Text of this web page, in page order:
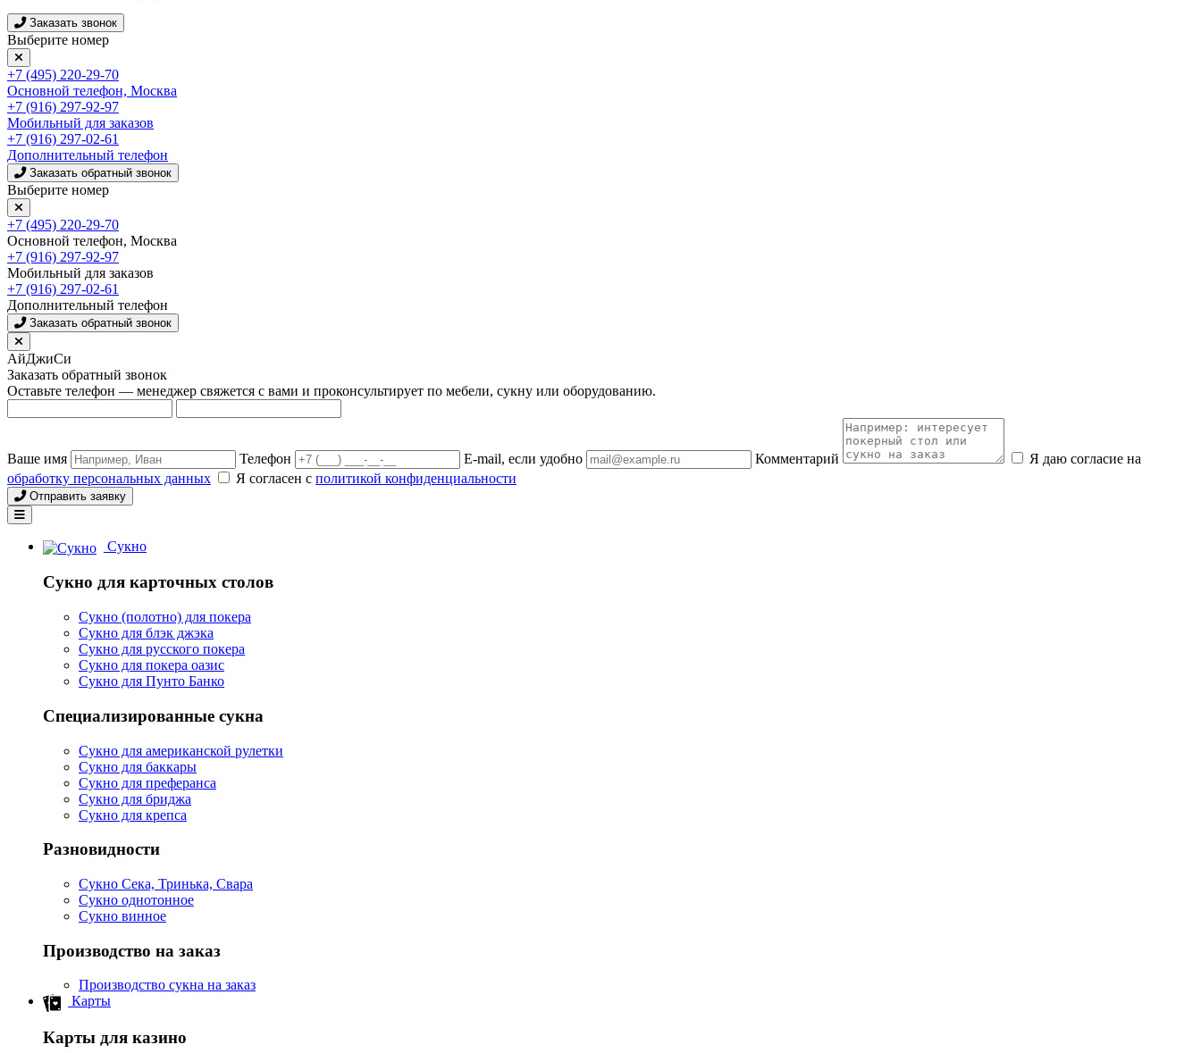
Заказать звонок
Выберите номер
+7 (495) 220-29-70
Основной телефон, Москва
+7 (916) 297-92-97
Мобильный для заказов
+7 (916) 297-02-61
Дополнительный телефон
Заказать обратный звонок
Выберите номер
+7 (495) 220-29-70
Основной телефон, Москва
+7 (916) 297-92-97
Мобильный для заказов
+7 (916) 297-02-61
Дополнительный телефон
Заказать обратный звонок
АйДжиСи
Заказать обратный звонок
Оставьте телефон — менеджер свяжется с вами и проконсультирует по мебели, сукну или оборудованию.
Ваше имя Телефон E-mail, если удобно Комментарий
Я даю согласие на
обработку персональных данных
Я согласен с политикой конфиденциальности
Отправить заявку
Сукно
Сукно для карточных столов
Сукно (полотно) для покера
Сукно для блэк джэка
Сукно для русского покера
Сукно для покера оазис
Сукно для Пунто Банко
Специализированные сукна
Сукно для американской рулетки
Сукно для баккары
Сукно для преферанса
Сукно для бриджа
Сукно для крепса
Разновидности
Сукно Сека, Тринька, Свара
Сукно однотонное
Сукно винное
Производство на заказ
Производство сукна на заказ
Карты
Карты для казино